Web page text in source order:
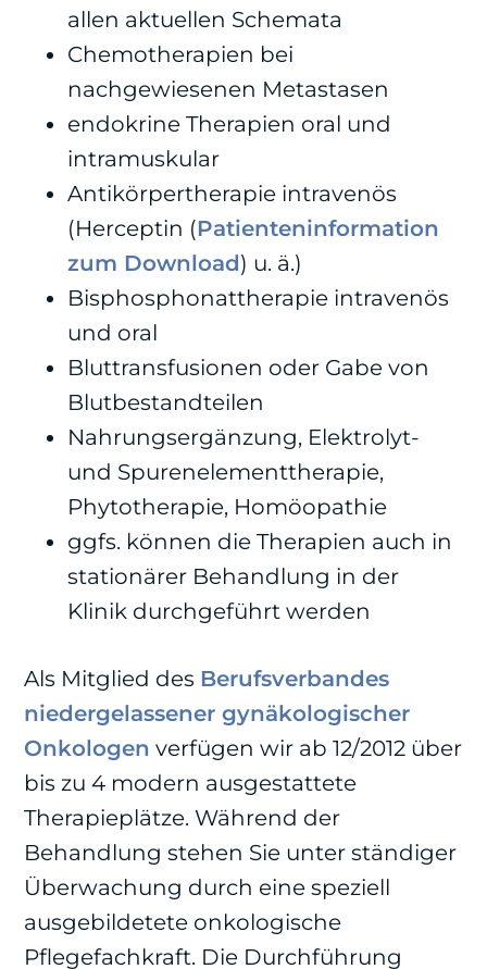
allen aktuellen Schemata
Chemotherapien bei
nachgewiesenen Metastasen
endokrine Therapien oral und
intramuskular
Antikörpertherapie intravenös
(Herceptin (Patienteninformation
zum Download) u. ä.)
Bisphosphonattherapie intravenös
und oral
Bluttransfusionen oder Gabe von
Blutbestandteilen
Nahrungsergänzung, Elektrolyt-
und Spurenelementtherapie,
Phytotherapie, Homöopathie
ggfs. können die Therapien auch in
stationärer Behandlung in der
Klinik durchgeführt werden
Als Mitglied des Berufsverbandes
niedergelassener gynäkologischer
Onkologen verfügen wir ab 12/2012 über
bis zu 4 modern ausgestattete
Therapieplätze. Während der
Behandlung stehen Sie unter ständiger
Überwachung durch eine speziell
ausgebildetete onkologische
Pflegefachkraft. Die Durchführung